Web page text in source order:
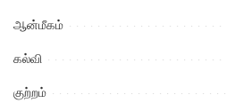
ஆன்மீகம்
கல்வி
குற்றம்